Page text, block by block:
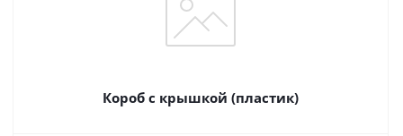
Короб с крышкой (пластик)